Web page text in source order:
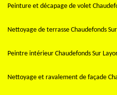
Peinture et décapage de volet
Nettoyage de terrasse Chaudefonds
Peintre intérieur Chaudefonds Sur
Nettoyage et ravalement de façade